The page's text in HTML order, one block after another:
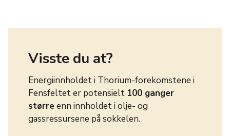
Visste du at?
Energiinnholdet i Thorium-forekomstene i
Fensfeltet er potensielt 100 ganger
størreenn innholdet i olje- og
gassressursene på sokkelen.